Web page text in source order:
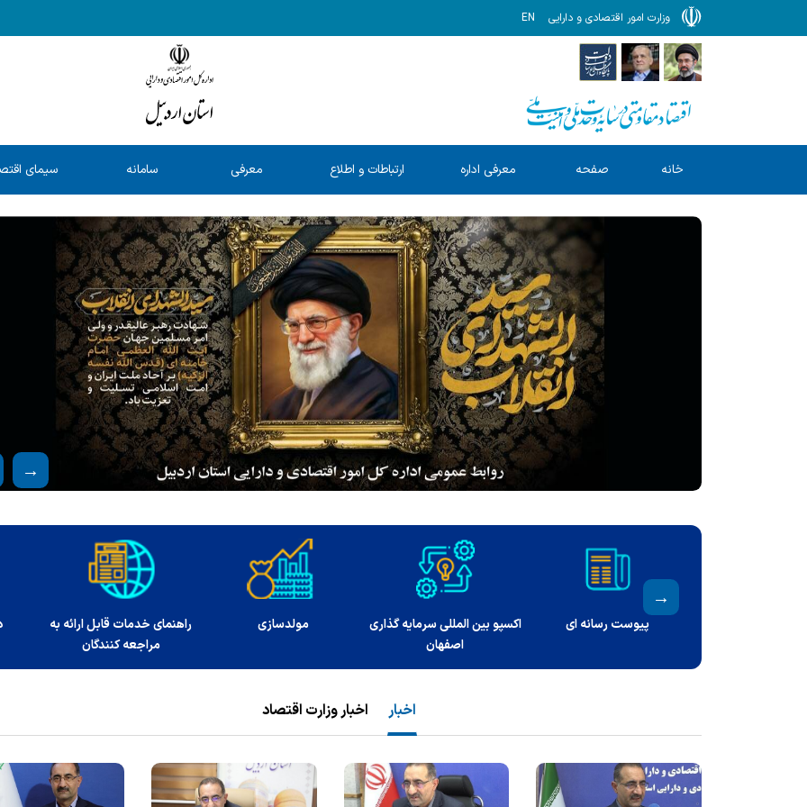
وزارت امور اقتصادی و دارایی EN
خانه صفحه
نخست
معرفی اداره
کل
ارتباطات و اطلاع
رسانی
معرفی
خدمات
سامانه
شفافیت
سیمای
استان
راهنمای خدمات قابل ارائه به
درگاه ملی مجوزها ارتباط با مدیر کل سهام عدالت
سامانه ملی انتشار و
اخبار اخبار وزارت اقتصاد